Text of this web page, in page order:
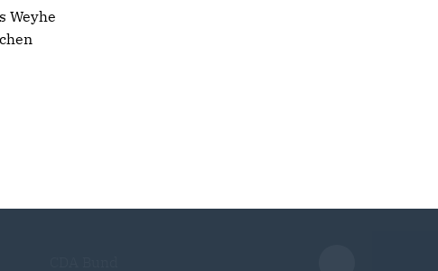
Weyhe